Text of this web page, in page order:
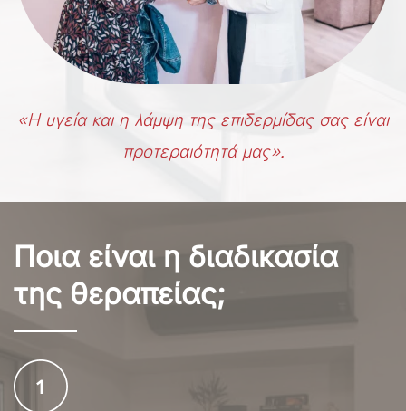
«Η υγεία και η λάμψη της επιδερμίδας σας είναι
προτεραιότητά μας».
Ποια είναι η διαδικασία
της θεραπείας;